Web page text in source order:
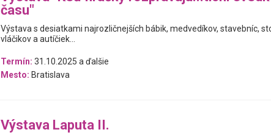
času"
Výstava s desiatkami najrozličnejších bábik, medvedíkov, stavebníc,
vláčikov a autíčiek...
Termín: 31.10.2025 a ďalšie
Mesto: Bratislava
Výstava Laputa II.